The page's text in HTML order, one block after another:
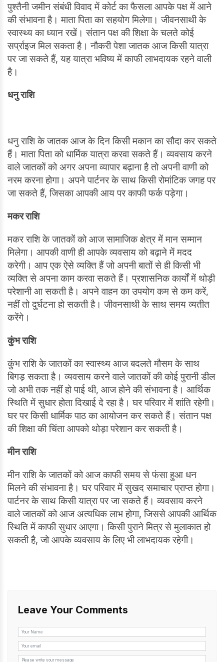
पुश्तैनी जमीन संबंधी विवाद में कोर्ट का फैसला आपके पक्ष में आने
की संभावना है। माता पिता का सहयोग मिलेगा। जीवनसाथी के
स्वास्थ्य का ध्यान रखें। संतान पक्ष की शिक्षा के चलते कोई
सर्प्राइज मिल सकता है। नौकरी पेशा जातक आज किसी यात्रा
पर जा सकते हैं, यह यात्रा भविष्य में काफी लाभदायक रहने वाली
है।
धनु राशि
धनु राशि के जातक आज के दिन किसी मकान का सौदा कर सकते
हैं। माता पिता को धार्मिक यात्रा करवा सकते हैं। व्यवसाय करने
वाले जातकों को अगर अपना व्यापार बढ़ाना है तो अपनी वाणी को
नरम करना होगा। अपने पार्टनर के साथ किसी रोमांटिक जगह पर
जा सकते हैं, जिसका आपकी आय पर काफी फर्क पड़ेगा।
मकर राशि
मकर राशि के जातकों को आज सामाजिक क्षेत्र में मान सम्मान
मिलेगा। आपकी वाणी ही आपके व्यवसाय को बढ़ाने में मदद
करेगी। आप एक ऐसे व्यक्ति हैं जो अपनी बातों से ही किसी भी
व्यक्ति से अपना काम करवा सकते हैं। प्रशासनिक कार्यों में थोड़ी
परेशानी आ सकती है। अपने वाहन का उपयोग कम से कम करें,
नहीं तो दुर्घटना हो सकती है। जीवनसाथी के साथ समय व्यतीत
करेंगे।
कुंभ राशि
कुंभ राशि के जातकों का स्वास्थ्य आज बदलते मौसम के साथ
बिगड़ सकता है। व्यवसाय करने वाले जातकों की कोई पुरानी डील
जो अभी तक नहीं हो पाई थी, आज होने की संभावना है। आर्थिक
स्थिति में सुधार होता दिखाई दे रहा है। घर परिवार में शांति रहेगी।
घर पर किसी धार्मिक पाठ का आयोजन कर सकते हैं। संतान पक्ष
की शिक्षा की चिंता आपको थोड़ा परेशान कर सकती है।
मीन राशि
मीन राशि के जातकों को आज काफी समय से फंसा हुआ धन
मिलने की संभावना है। घर परिवार में सुखद समाचार प्राप्त होगा।
पार्टनर के साथ किसी यात्रा पर जा सकते हैं। व्यवसाय करने
वाले जातकों को आज अत्यधिक लाभ होगा, जिससे आपकी आर्थिक
स्थिति में काफी सुधार आएगा। किसी पुराने मित्र से मुलाकात हो
सकती है, जो आपके व्यवसाय के लिए भी लाभदायक रहेगी।
Leave Your Comments